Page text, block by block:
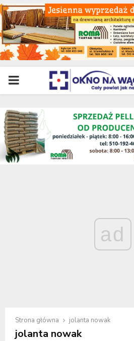
PRIMARY
MENU
ad
Strona główna jolanta nowak
jolanta nowak